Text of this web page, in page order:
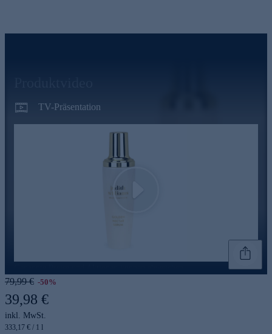
TV-Präsentation
79,99 € -50%
39,98 €
inkl. MwSt.
333,17 € / 1 l